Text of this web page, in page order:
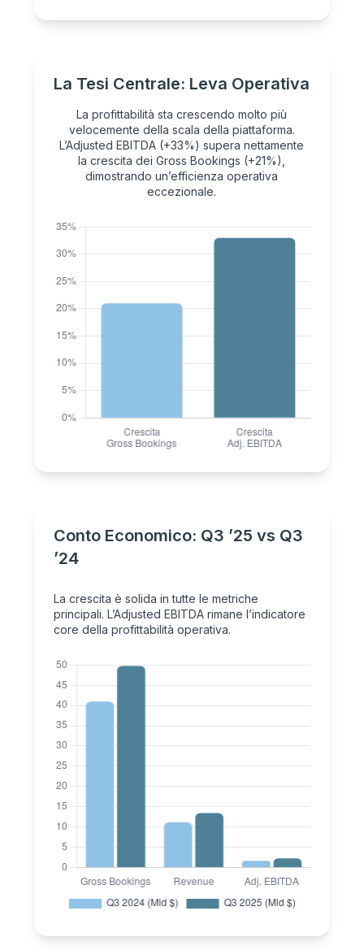
La Tesi Centrale: Leva Operativa
La profittabilità sta crescendo molto più
velocemente della scala della piattaforma.
L’Adjusted EBITDA (+33%) supera nettamente
la crescita dei Gross Bookings (+21%),
dimostrando un’efficienza operativa
eccezionale.
Conto Economico: Q3 ’25 vs Q3
’24
La crescita è solida in tutte le metriche
principali. L’Adjusted EBITDA rimane l’indicatore
core della profittabilità operativa.